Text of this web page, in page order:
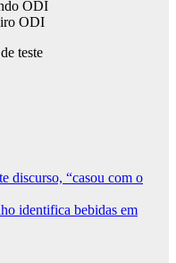
ODI
ODI
teste
discurso, “casou com o
identifica bebidas em